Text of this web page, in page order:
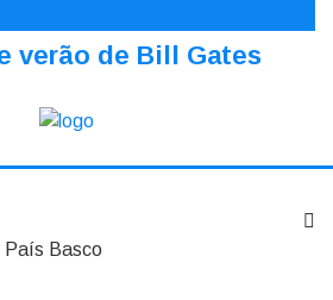
verão de Bill Gates
País Basco